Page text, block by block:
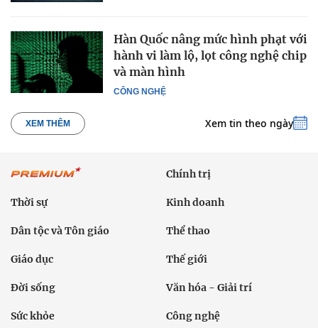
CÔNG NGHỆ
Hàn Quốc nâng mức hình phạt với
hành vi làm lộ, lọt công nghệ chip
và màn hình
XEM THÊM Xem tin theo ngày
Chính trị
Thời sự Kinh doanh
Dân tộc và Tôn giáo Thể thao
Giáo dục Thế giới
Đời sống Văn hóa - Giải trí
Sức khỏe Công nghệ